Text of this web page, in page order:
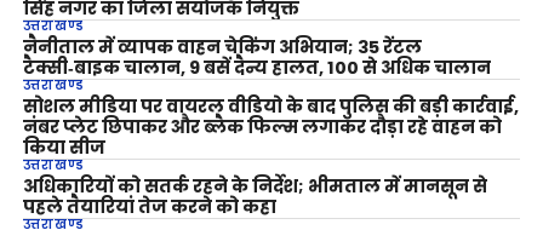
सिंह नगर का जिला संयोजक नियुक्त
उत्तराखण्ड
नैनीताल में व्यापक वाहन चेकिंग अभियान; 35 रेंटल
टैक्सी‑बाइक चालान, 9 बसें दैन्य हालत, 100 से अधिक चालान
उत्तराखण्ड
सोशल मीडिया पर वायरल वीडियो के बाद पुलिस की बड़ी कार्रवाई,
नंबर प्लेट छिपाकर और ब्लैक फिल्म लगाकर दौड़ा रहे वाहन को
किया सीज
उत्तराखण्ड
अधिकारियों को सतर्क रहने के निर्देश; भीमताल में मानसून से
पहले तैयारियां तेज करने को कहा
उत्तराखण्ड